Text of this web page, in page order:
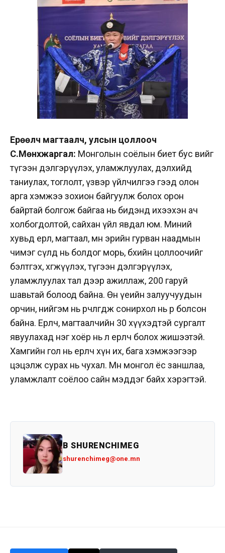
Ерөөлч магтаалч, улсын цоллооч
С.Мөнхжаргал: Монголын соёлын биет бус өвийг
түгээн дэлгэрүүлэх, уламжлуулах, дэлхийд
таниулах, тоглолт, үзвэр үйлчилгээ гээд олон
арга хэмжээ зохион байгуулж болох орон
байртай болгож байгаа нь бидэнд ихээхэн ач
холбогдолтой, сайхан үйл явдал юм. Миний
хувьд ерөөл, магтаал, мөн эрийн гурван наадмын
чимэг сүлд нь болдог морь, бөхийн цоллоочийг
бэлтгэх, хөгжүүлэх, түгээн дэлгэрүүлэх,
уламжлуулах тал дээр ажиллаж, 200 гаруй
шавьтай болоод байна. Өнөө үеийн залуучуудын
орчин, нийгэм нь өөрчлөгдөж сонирхол нь өөр болсон
байна. Ерөөлч, магтаалчийн 30 хүүхэдтэй сургалт
явуулахад нэг хоёр нь л ерөөлч болох жишээтэй.
Хамгийн гол нь ерөөлч хүн их, бага хэмжээгээр
цэцэлж сурах нь чухал. Мөн монгол ёс заншлаа,
уламжлалт соёлоо сайн мэддэг байх хэрэгтэй.
B SHURENCHIMEG
shurenchimeg@one.mn